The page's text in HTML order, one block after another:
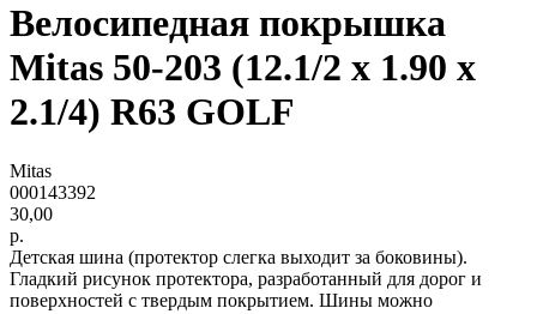
Велосипедная покрышка
Mitas 50-203 (12.1/2 x 1.90 x
2.1/4) R63 GOLF
Mitas
000143392
30,00
р.
Детская шина (протектор слегка выходит за боковины).
Гладкий рисунок протектора, разработанный для дорог и
поверхностей с твердым покрытием. Шины можно